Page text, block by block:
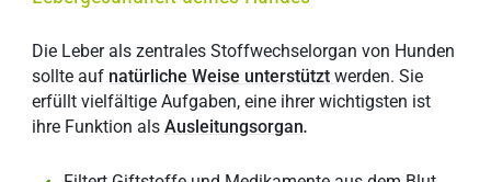
Die Leber als zentrales Stoffwechselorgan von Hunden
sollte auf natürliche Weise unterstützt werden. Sie
erfüllt vielfältige Aufgaben, eine ihrer wichtigsten ist
ihre Funktion alsAusleitungsorgan.